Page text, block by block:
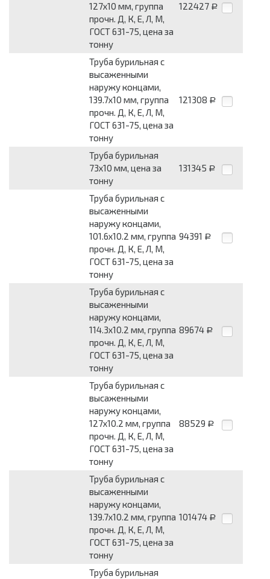
127х10 мм, группа
прочн. Д, К, Е, Л, М,
ГОСТ 631-75, цена за
тонну
122427 Р
Труба бурильная с
высаженными
наружу концами,
139.7х10 мм, группа
прочн. Д, К, Е, Л, М,
ГОСТ 631-75, цена за
тонну
121308 Р
Труба бурильная
73х10 мм, цена за
тонну
131345 Р
Труба бурильная с
высаженными
наружу концами,
101.6х10.2 мм, группа
прочн. Д, К, Е, Л, М,
ГОСТ 631-75, цена за
тонну
94391 Р
Труба бурильная с
высаженными
наружу концами,
114.3х10.2 мм, группа
прочн. Д, К, Е, Л, М,
ГОСТ 631-75, цена за
тонну
89674 Р
Труба бурильная с
высаженными
наружу концами,
127х10.2 мм, группа
прочн. Д, К, Е, Л, М,
ГОСТ 631-75, цена за
тонну
88529 Р
Труба бурильная с
высаженными
наружу концами,
139.7х10.2 мм, группа
прочн. Д, К, Е, Л, М,
ГОСТ 631-75, цена за
тонну
101474 Р
Труба бурильная